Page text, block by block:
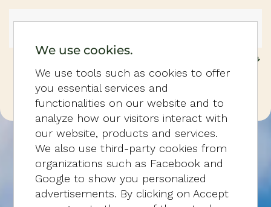
We use cookies.
We use tools such as cookies to offer
you essential services and
functionalities on our website and to
analyze how our visitors interact with
our website, products and services.
We also use third-party cookies from
organizations such as Facebook and
Google to show you personalized
advertisements. By clicking on Accept